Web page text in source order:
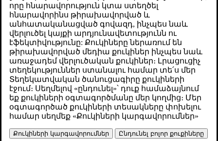
Թարմացված 16.04.2025
Надувные занавесы предназначены для защиты головы
правильно сидящего и надежно пристегнутого пассажира. В
отличие от обычных подушек безопасности, надувные
занавесы остаются надутыми в течение длительного времени
после срабатывания.
Надувной занавес разворачивается с одной
стороны автомобиля.